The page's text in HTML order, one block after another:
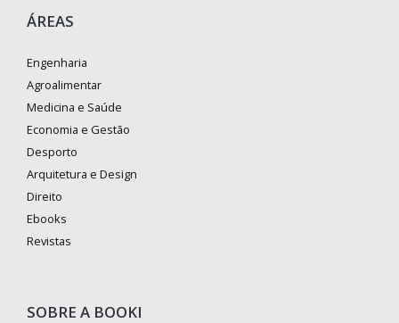
ÁREAS
Engenharia
Agroalimentar
Medicina e Saúde
Economia e Gestão
Desporto
Arquitetura e Design
Direito
Ebooks
Revistas
SOBRE A BOOKI